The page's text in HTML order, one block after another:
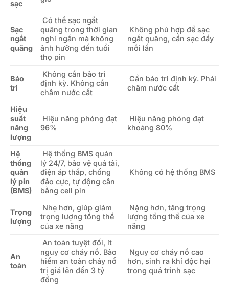
sạc
Sạc
ngắt
quãng
Có thể sạc ngắt
quãng trong thời gian
nghỉ ngắn mà không
ảnh hưởng đến tuổi
thọ pin
Không phù hợp để sạc
ngắt quãng, cần sạc đầy
mỗi lần
Bảo
trì
Không cần bảo trì
định kỳ. Không cần
châm nước cất
Cần bảo trì định kỳ. Phải
châm nước cất
Hiệu
suất
năng
lượng
Hiệu năng phóng đạt
96%
Hiệu năng phóng đạt
khoảng 80%
Hệ
thống
quản
lý pin
(BMS)
Hệ thống BMS quản
lý 24/7, bảo vệ quá tải,
điện áp thấp, chống
đảo cực, tự động cân
bằng cell pin
Không có hệ thống BMS
Trọng
lượng
Nhẹ hơn, giúp giảm
trọng lượng tổng thể
của xe nâng
Nặng hơn, tăng trọng
lượng tổng thể của xe
nâng
An
toàn
An toàn tuyệt đối, ít
nguy cơ cháy nổ. Bảo
hiểm an toàn cháy nổ
trị giá lên đến 3 tỷ
đồng
Nguy cơ cháy nổ cao
hơn, sinh ra khí độc hại
trong quá trình sạc